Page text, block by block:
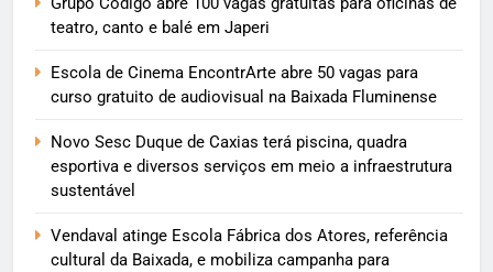
teatro, canto e balé em Japeri
Escola de Cinema EncontrArte abre 50 vagas para
curso gratuito de audiovisual na Baixada Fluminense
Novo Sesc Duque de Caxias terá piscina, quadra
esportiva e diversos serviços em meio a infraestrutura
sustentável
Vendaval atinge Escola Fábrica dos Atores, referência
cultural da Baixada, e mobiliza campanha para